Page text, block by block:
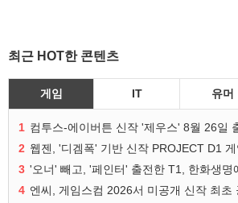
최근 HOT한 콘텐츠
게임 IT 유머
1
2 웹젠, '디겜폭' 기반 신작 PROJECT D1
3 '오너' 빼고, '페인터' 출전한 T1, 한화생명
4 엔씨, 게임스컴 2026서 미공개 신작 최초